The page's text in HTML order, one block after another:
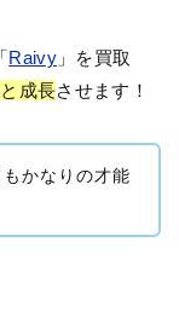
Raivy 」を買取
成長させます！
かなりの才能